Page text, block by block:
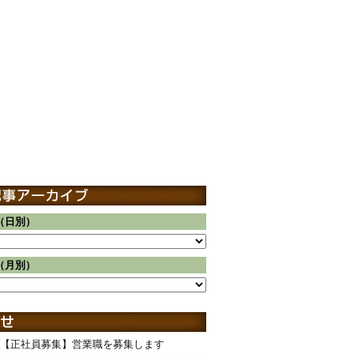
別）
別）
【正社員募集】営業職を募集します